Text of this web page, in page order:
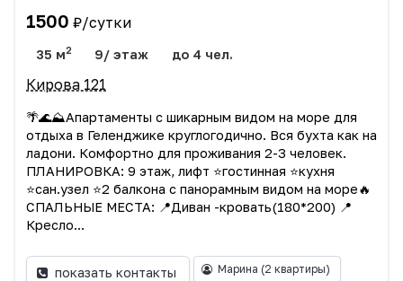
1500 ₽/сутки
35 м2 9/ этаж до 4 чел.
Кирова 121
🌴🌊⛰️Апартаменты с шикарным видом на море для
отдыха в Геленджике круглогодично. Вся бухта как на
ладони. Комфортно для проживания 2-3 человек.
ПЛАНИРОВКА: 9 этаж, лифт ⭐гостинная ⭐кухня
⭐сан.узел ⭐2 балкона с панорамным видом на море🔥
СПАЛЬНЫЕ МЕСТА: 📍Диван -кровать(180*200) 📍
Кресло...
показать контакты Марина (2 квартиры)